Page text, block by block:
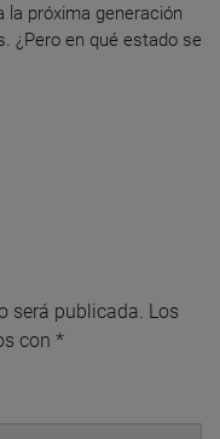
la próxima generación
¿Pero en qué estado se
será publicada. Los
con *